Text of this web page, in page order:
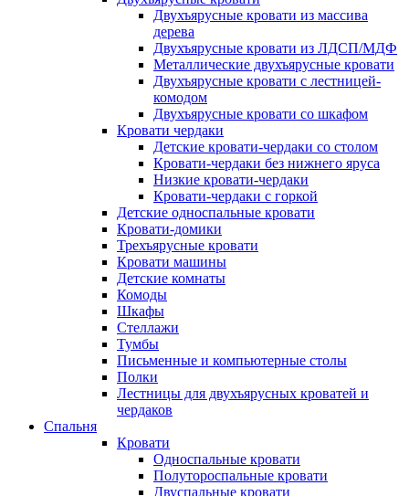
Двухъярусные кровати из массива
дерева
Двухъярусные кровати из ЛДСП/МДФ
Металлические двухъярусные кровати
Двухъярусные кровати с лестницей-
комодом
Двухъярусные кровати со шкафом
Кровати чердаки
Детские кровати-чердаки со столом
Кровати-чердаки без нижнего яруса
Низкие кровати-чердаки
Кровати-чердаки с горкой
Детские односпальные кровати
Кровати-домики
Трехъярусные кровати
Кровати машины
Детские комнаты
Комоды
Шкафы
Стеллажи
Тумбы
Письменные и компьютерные столы
Полки
Лестницы для двухъярусных кроватей и
чердаков
Спальня
Кровати
Односпальные кровати
Полутороспальные кровати
Двуспальные кровати